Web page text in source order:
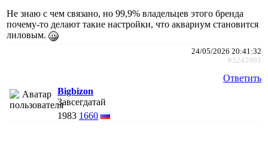
Не знаю с чем связано, но 99,9% владельцев этого бренда
почему-то делают такие настройки, что аквариум становится
лиловым.
24/05/2026 20:41:32
#3242991
Ответить
Bigbizon
Завсегдатай
1983 1660